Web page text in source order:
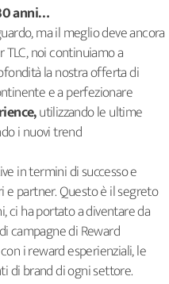
anni…
ma il meglio deve ancora
noi continuiamo a
la nostra offerta di
e a perfezionare
utilizzando le ultime
i nuovi trend
in termini di successo e
partner. Questo è il segreto
ci ha portato a diventare da
campagne di Reward
i reward esperienziali, le
di brand di ogni settore.